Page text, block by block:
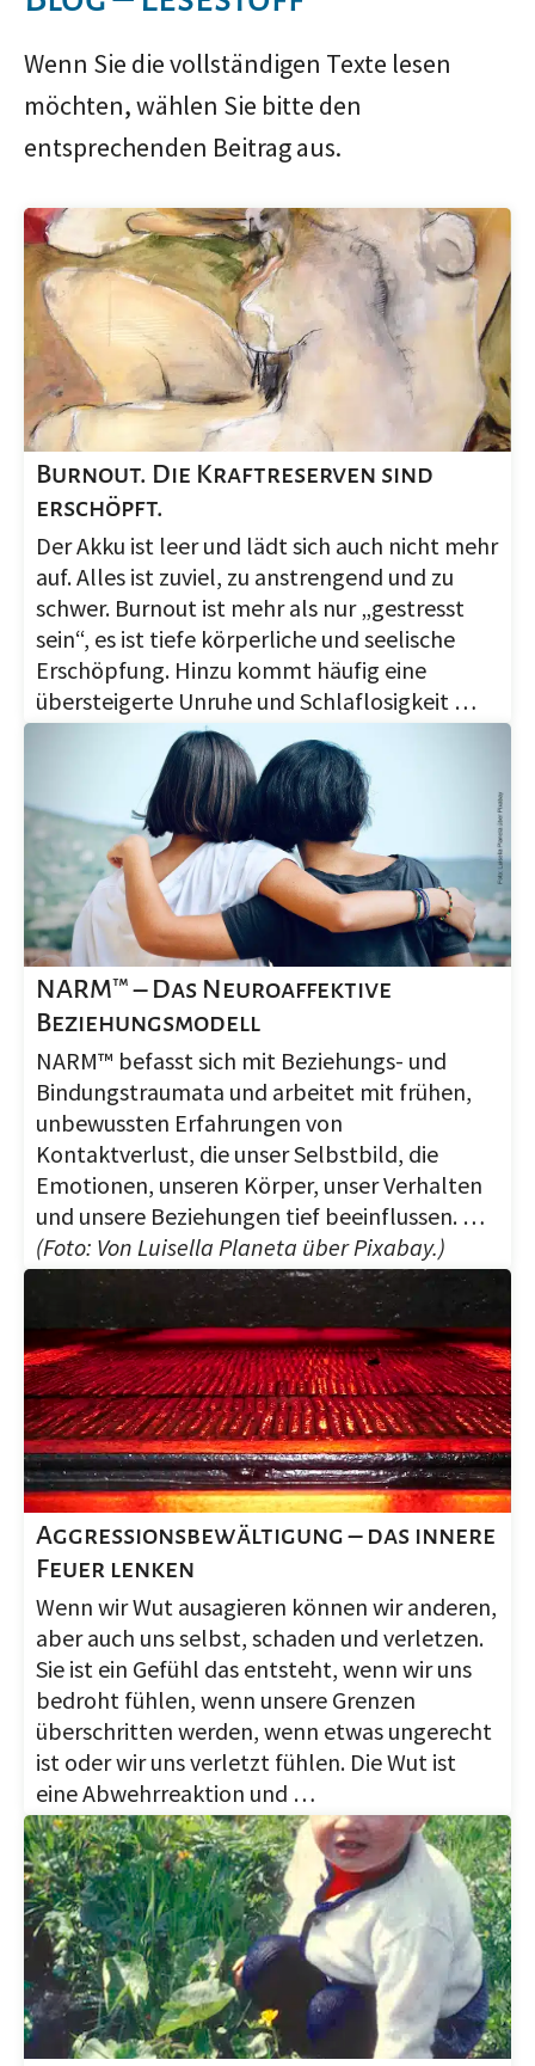
Wenn Sie die vollständigen Texte lesen
möchten, wählen Sie bitte den
entsprechenden Beitrag aus.
Burnout. Die Kraftreserven sind
erschöpft.
Der Akku ist leer und lädt sich auch nicht mehr
auf. Alles ist zuviel, zu anstrengend und zu
schwer. Burnout ist mehr als nur „gestresst
sein“, es ist tiefe körperliche und seelische
Erschöpfung. Hinzu kommt häufig eine
übersteigerte Unruhe und Schlaflosigkeit …
NARM™ – Das Neuroaffektive
Beziehungsmodell
NARM™ befasst sich mit Beziehungs- und
Bindungstraumata und arbeitet mit frühen,
unbewussten Erfahrungen von
Kontaktverlust, die unser Selbstbild, die
Emotionen, unseren Körper, unser Verhalten
und unsere Beziehungen tief beeinflussen. …
(Foto: Von Luisella Planeta über Pixabay.)
Aggressionsbewältigung – das innere
Feuer lenken
Wenn wir Wut ausagieren können wir anderen,
aber auch uns selbst, schaden und verletzen.
Sie ist ein Gefühl das entsteht, wenn wir uns
bedroht fühlen, wenn unsere Grenzen
überschritten werden, wenn etwas ungerecht
ist oder wir uns verletzt fühlen. Die Wut ist
eine Abwehrreaktion und …